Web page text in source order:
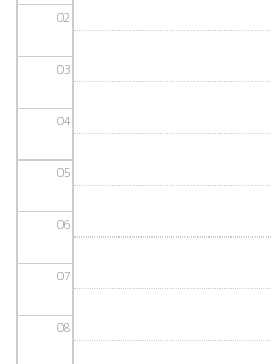
02
03
04
05
06
07
08